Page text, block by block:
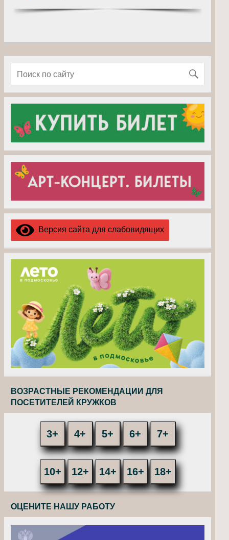
Версия сайта для слабовидящих
ВОЗРАСТНЫЕ РЕКОМЕНДАЦИИ ДЛЯ
ПОСЕТИТЕЛЕЙ КРУЖКОВ
3+ 4+ 5+ 6+ 7+
10+ 12+ 14+ 16+ 18+
ОЦЕНИТЕ НАШУ РАБОТУ